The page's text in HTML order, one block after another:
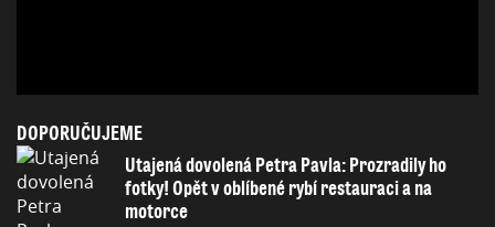
DOPORUČUJEME
Utajená dovolená Petra Pavla: Prozradily ho
fotky! Opět v oblíbené rybí restauraci a na
motorce